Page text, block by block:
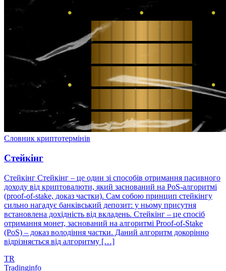
Словник криптотермінів
Стейкінг
Стейкінг Стейкінг – це один зі способів отримання пасивного
доходу від криптовалюти, який заснований на PoS-алгоритмі
(proof-of-stake, доказ частки). Сам собою принцип стейкінгу
сильно нагадує банківський депозит: у ньому присутня
встановлена дохідність від вкладень. Стейкінг – це спосіб
отримання монет, заснований на алгоритмі Proof-of-Stake
(PoS) – доказ володіння частки. Даний алгоритм докорінно
відрізняється від алгоритму […]
TR
Tradinginfo